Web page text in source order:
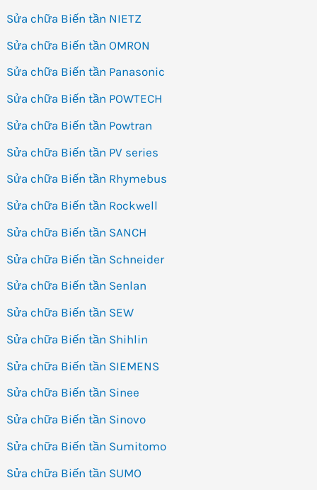
Sửa chữa Biến tần NIETZ
Sửa chữa Biến tần OMRON
Sửa chữa Biến tần Panasonic
Sửa chữa Biến tần POWTECH
Sửa chữa Biến tần Powtran
Sửa chữa Biến tần PV series
Sửa chữa Biến tần Rhymebus
Sửa chữa Biến tần Rockwell
Sửa chữa Biến tần SANCH
Sửa chữa Biến tần Schneider
Sửa chữa Biến tần Senlan
Sửa chữa Biến tần SEW
Sửa chữa Biến tần Shihlin
Sửa chữa Biến tần SIEMENS
Sửa chữa Biến tần Sinee
Sửa chữa Biến tần Sinovo
Sửa chữa Biến tần Sumitomo
Sửa chữa Biến tần SUMO